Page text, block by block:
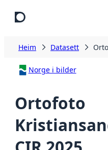
Heim Datasett
Norge i bilder
Ortofoto